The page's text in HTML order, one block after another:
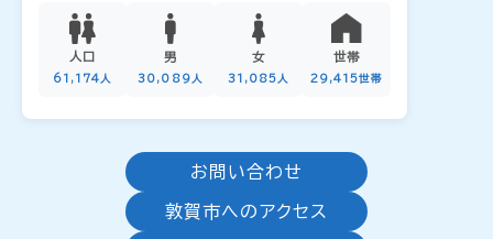
人口
61,174人
男
30,089人
女
31,085人
世帯
29,415世帯
お問い合わせ
敦賀市へのアクセス